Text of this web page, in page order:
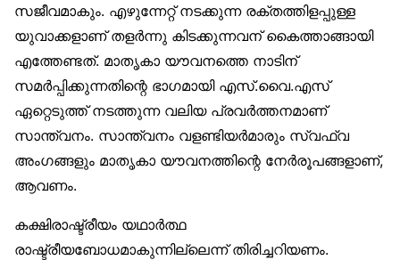
സജീവമാകും. എഴുന്നേറ്റ് നടക്കുന്ന രക്തത്തിളപ്പുള്ള
യുവാക്കളാണ് തളർന്നു കിടക്കുന്നവന് കൈത്താങ്ങായി
എത്തേണ്ടത്. മാതൃകാ യൗവനത്തെ നാടിന്
സമർപ്പിക്കുന്നതിന്റെ ഭാഗമായി എസ്.വൈ.എസ്
ഏറ്റെടുത്ത് നടത്തുന്ന വലിയ പ്രവർത്തനമാണ്
സാന്ത്വനം. സാന്ത്വനം വളണ്ടിയർമാരും സ്വഫ്‌വ
അംഗങ്ങളും മാതൃകാ യൗവനത്തിന്റെ നേർരൂപങ്ങളാണ്,
ആവണം.
കക്ഷിരാഷ്ട്രീയം യഥാർത്ഥ
രാഷ്ട്രീയബോധമാകുന്നില്ലെന്ന് തിരിച്ചറിയണം.